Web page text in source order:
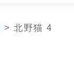
>北野猫 4